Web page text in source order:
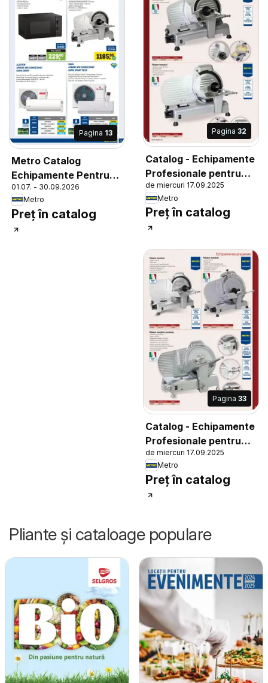
Pagina 13
Metro Catalog
Echipamente Pentru
Revânzători
01.07. - 30.09.2026
Metro
Preț în catalog
Pagina 32
Catalog - Echipamente
Profesionale pentru
HoReCa
de miercuri 17.09.2025
Metro
Preț în catalog
Pagina 33
Catalog - Echipamente
Profesionale pentru
HoReCa
de miercuri 17.09.2025
Metro
Preț în catalog
Pliante și cataloage populare